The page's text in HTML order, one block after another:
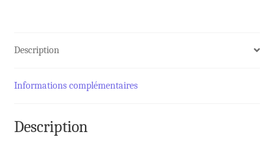
Description
Informations complémentaires
Description